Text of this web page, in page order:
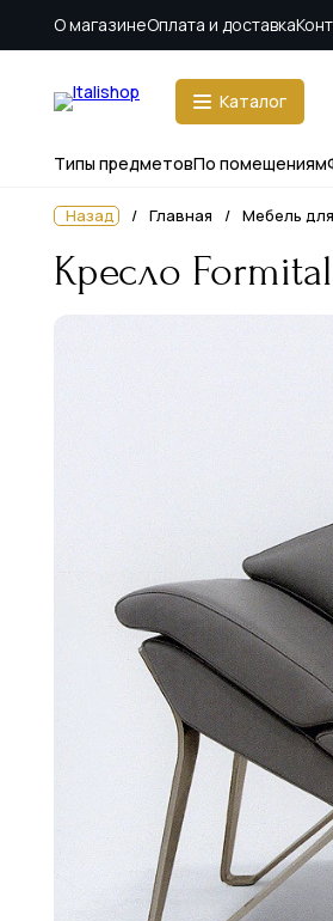
О магазинеОплата и доставка
Каталог
Типы предметовПо помещениям
Назад Главная Мебель
Кресло